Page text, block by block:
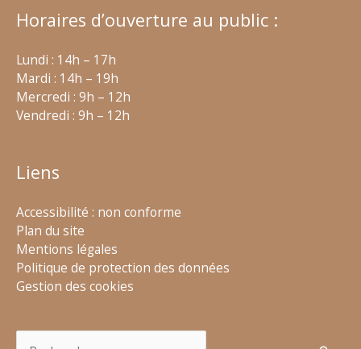
Horaires d’ouverture au public :
Lundi : 14h – 17h
Mardi : 14h – 19h
Mercredi : 9h – 12h
Vendredi : 9h – 12h
Liens
Accessibilité : non conforme
Plan du site
Mentions légales
Politique de protection des données
Gestion des cookies